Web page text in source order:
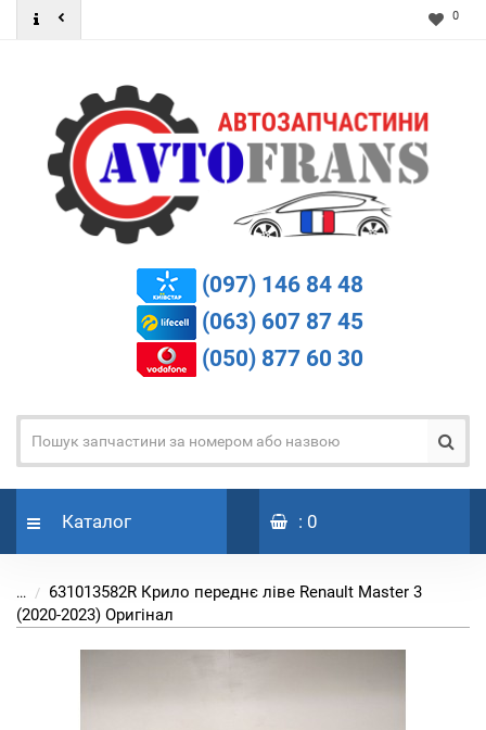
0
(097) 146 84 48
(063) 607 87 45
(050) 877 60 30
Каталог : 0
...
631013582R Крило переднє ліве Renault Master 3
(2020-2023) Оригінал